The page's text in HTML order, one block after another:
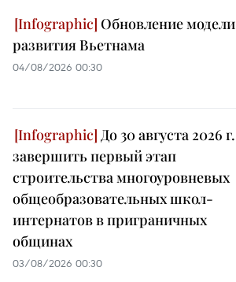
Обновление модели
развития Вьетнама
04/08/2026 00:30
До 30 августа 2026 г.
завершить первый этап
строительства многоуровневых
общеобразовательных школ-
интернатов в приграничных
общинах
03/08/2026 00:30